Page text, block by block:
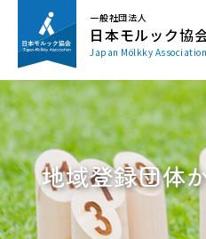
一般社団法人
日本モルック協
Japan Mölkky Association
地域登録団体